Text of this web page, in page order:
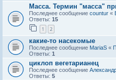
Масса. Термин "масса"
Последнее сообщение countur «
Ответы: 15
1 2
какие-то насекомые
Последнее сообщение MariaS «
Ответы: 1
циклоп вегетарианец
Последнее сообщение
Ответы: 5